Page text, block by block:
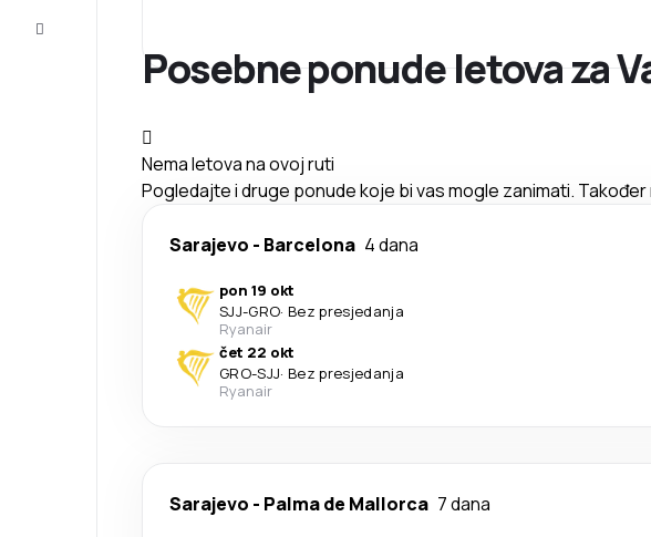
Posebne ponude letova za
Nema letova na ovoj ruti
Pogledajte i druge ponude koje bi vas mogle zanimati.
Sarajevo - Barcelona 4 dana
pon 19 okt
SJJ-GRO· Bez presjedanja
Ryanair
čet 22 okt
GRO-SJJ· Bez presjedanja
Ryanair
Sarajevo - Palma de Mallorca 7 dana